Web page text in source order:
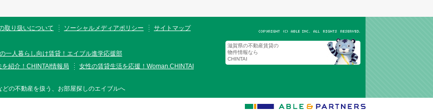
取り扱いについて ソーシャルメディアポリシー
サイトマップ
一人暮らし向け賃貸！エイブル進学応援部
紹介！CHINTAI情報局 女性の賃貸生活を応援！Woman.CHINTAI
の不動産を扱う、お部屋探しのエイブルへ
滋賀県の不動産賃貸の
物件情報なら
CHINTAI